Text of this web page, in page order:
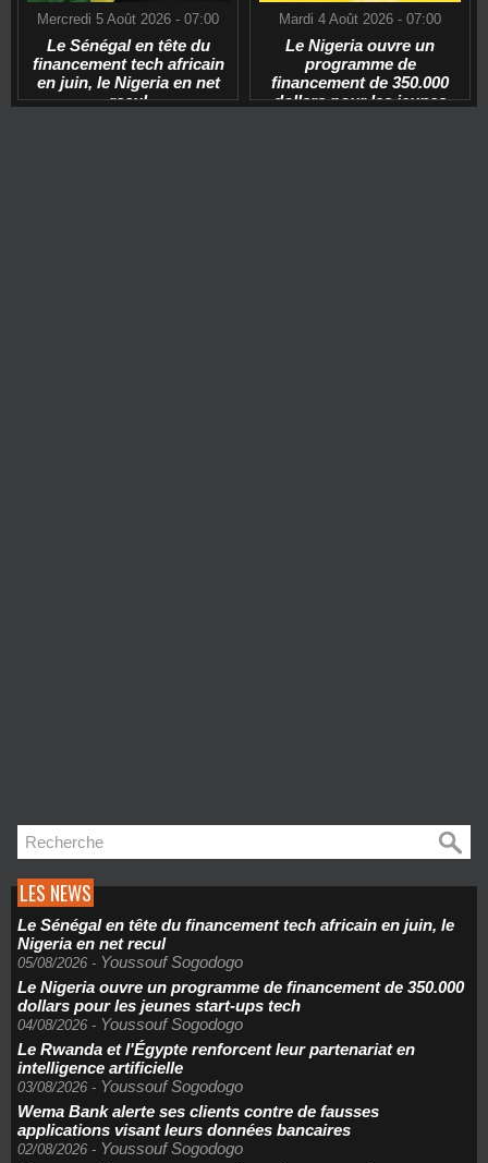
Mercredi 5 Août 2026 - 07:00
Le Sénégal en tête du
financement tech africain
en juin, le Nigeria en net
recul
Mardi 4 Août 2026 - 07:00
Le Nigeria ouvre un
programme de
financement de 350.000
dollars pour les jeunes
LES NEWS
Le Sénégal en tête du financement tech africain en juin, le
Nigeria en net recul
05/08/2026 - Youssouf Sogodogo
Le Nigeria ouvre un programme de financement de 350.000
dollars pour les jeunes start-ups tech
04/08/2026 - Youssouf Sogodogo
Le Rwanda et l'Égypte renforcent leur partenariat en
intelligence artificielle
03/08/2026 - Youssouf Sogodogo
Wema Bank alerte ses clients contre de fausses
applications visant leurs données bancaires
02/08/2026 - Youssouf Sogodogo